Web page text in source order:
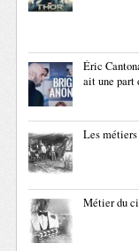
Éric
ait une part
Les
Métier du